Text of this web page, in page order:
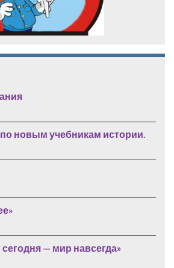
новым учебникам истории.
— мир навсегда»